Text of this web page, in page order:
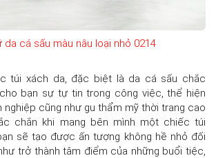
da cá sấu màu nâu loại nhỏ 0214
túi xách da, đặc biệt là da cá sấu chắc
bạn sự tự tin trong công việc, thể hiện
nghiệp cũng như gu thẩm mỹ thời trang cao
chắn khi mang bên mình một chiếc túi
sẽ tạo được ấn tượng không hề nhỏ đối
trở thành tâm điểm của những buổi tiệc,